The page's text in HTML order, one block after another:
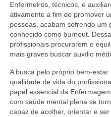
Editais e licitação
Eleições
Fiscalização
Legislações
Decisões
Enfermeiros, técnicos, e
ativamente a fim de promover
pessoas, acabam sofrendo um
conhecido como burnout.
profissionais procurarem o
mais graves buscar auxílio
A busca pelo próprio bem-
qualidade de vida do
papel essencial da
com saúde mental plena se
capaz de acolher, orientar e